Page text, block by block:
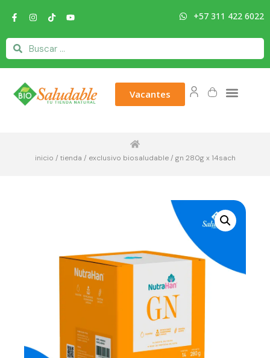
+57 311 422 6022
Vacantes
inicio / tienda / exclusivo biosaludable/ gn 280g x 14sach